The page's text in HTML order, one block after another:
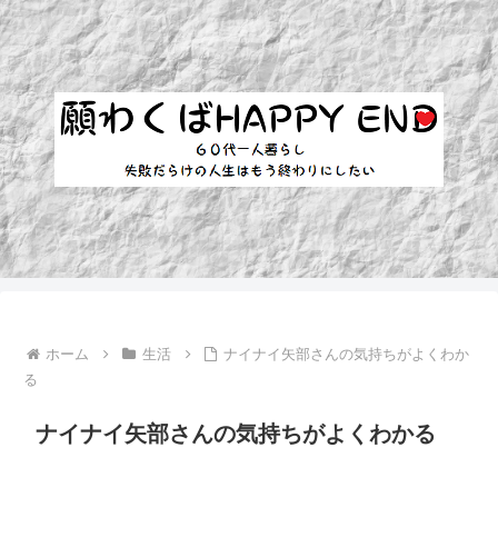
ホーム 生活
ナイナイ矢部さんの気持ちがよくわか
る
ナイナイ矢部さんの気持ちがよくわかる